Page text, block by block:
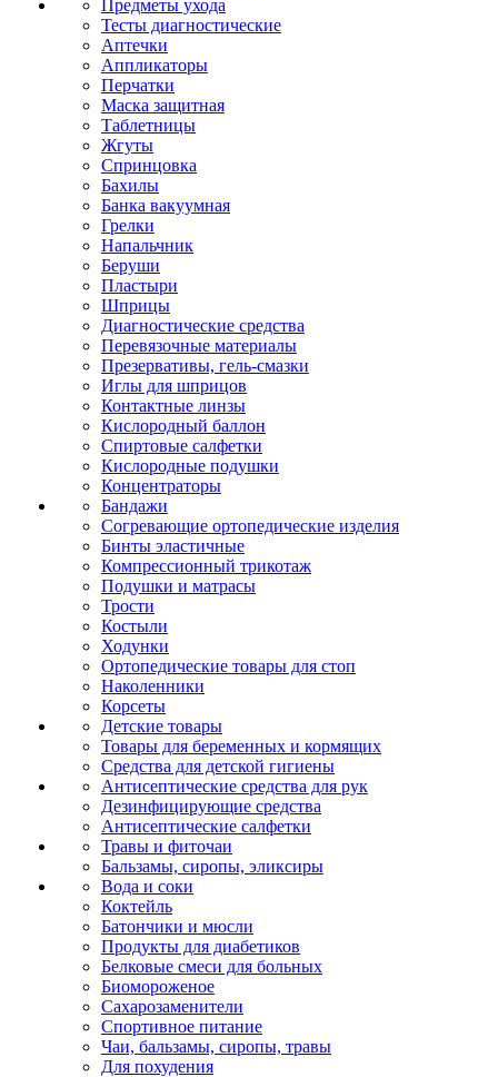
Предметы ухода
Тесты диагностические
Аптечки
Аппликаторы
Перчатки
Маска защитная
Таблетницы
Жгуты
Спринцовка
Бахилы
Банка вакуумная
Грелки
Напальчник
Беруши
Пластыри
Шприцы
Диагностические средства
Перевязочные материалы
Презервативы, гель-смазки
Иглы для шприцов
Контактные линзы
Кислородный баллон
Спиртовые салфетки
Кислородные подушки
Концентраторы
Бандажи
Согревающие ортопедические изделия
Бинты эластичные
Компрессионный трикотаж
Подушки и матрасы
Трости
Костыли
Ходунки
Ортопедические товары для стоп
Наколенники
Корсеты
Детские товары
Товары для беременных и кормящих
Средства для детской гигиены
Антисептические средства для рук
Дезинфицирующие средства
Антисептические салфетки
Травы и фиточаи
Бальзамы, сиропы, эликсиры
Вода и соки
Коктейль
Батончики и мюсли
Продукты для диабетиков
Белковые смеси для больных
Биомороженое
Сахарозаменители
Спортивное питание
Чаи, бальзамы, сиропы, травы
Для похудения